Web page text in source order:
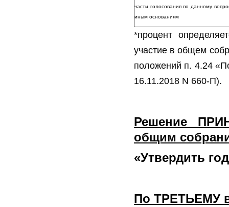
части голосования по данному
иным основаниям
*процент
участие в общем
положений п. 4.24
16.11.2018 N 660-П).
Решение
общим
«Утвердить
По ТРЕТЬЕМУ